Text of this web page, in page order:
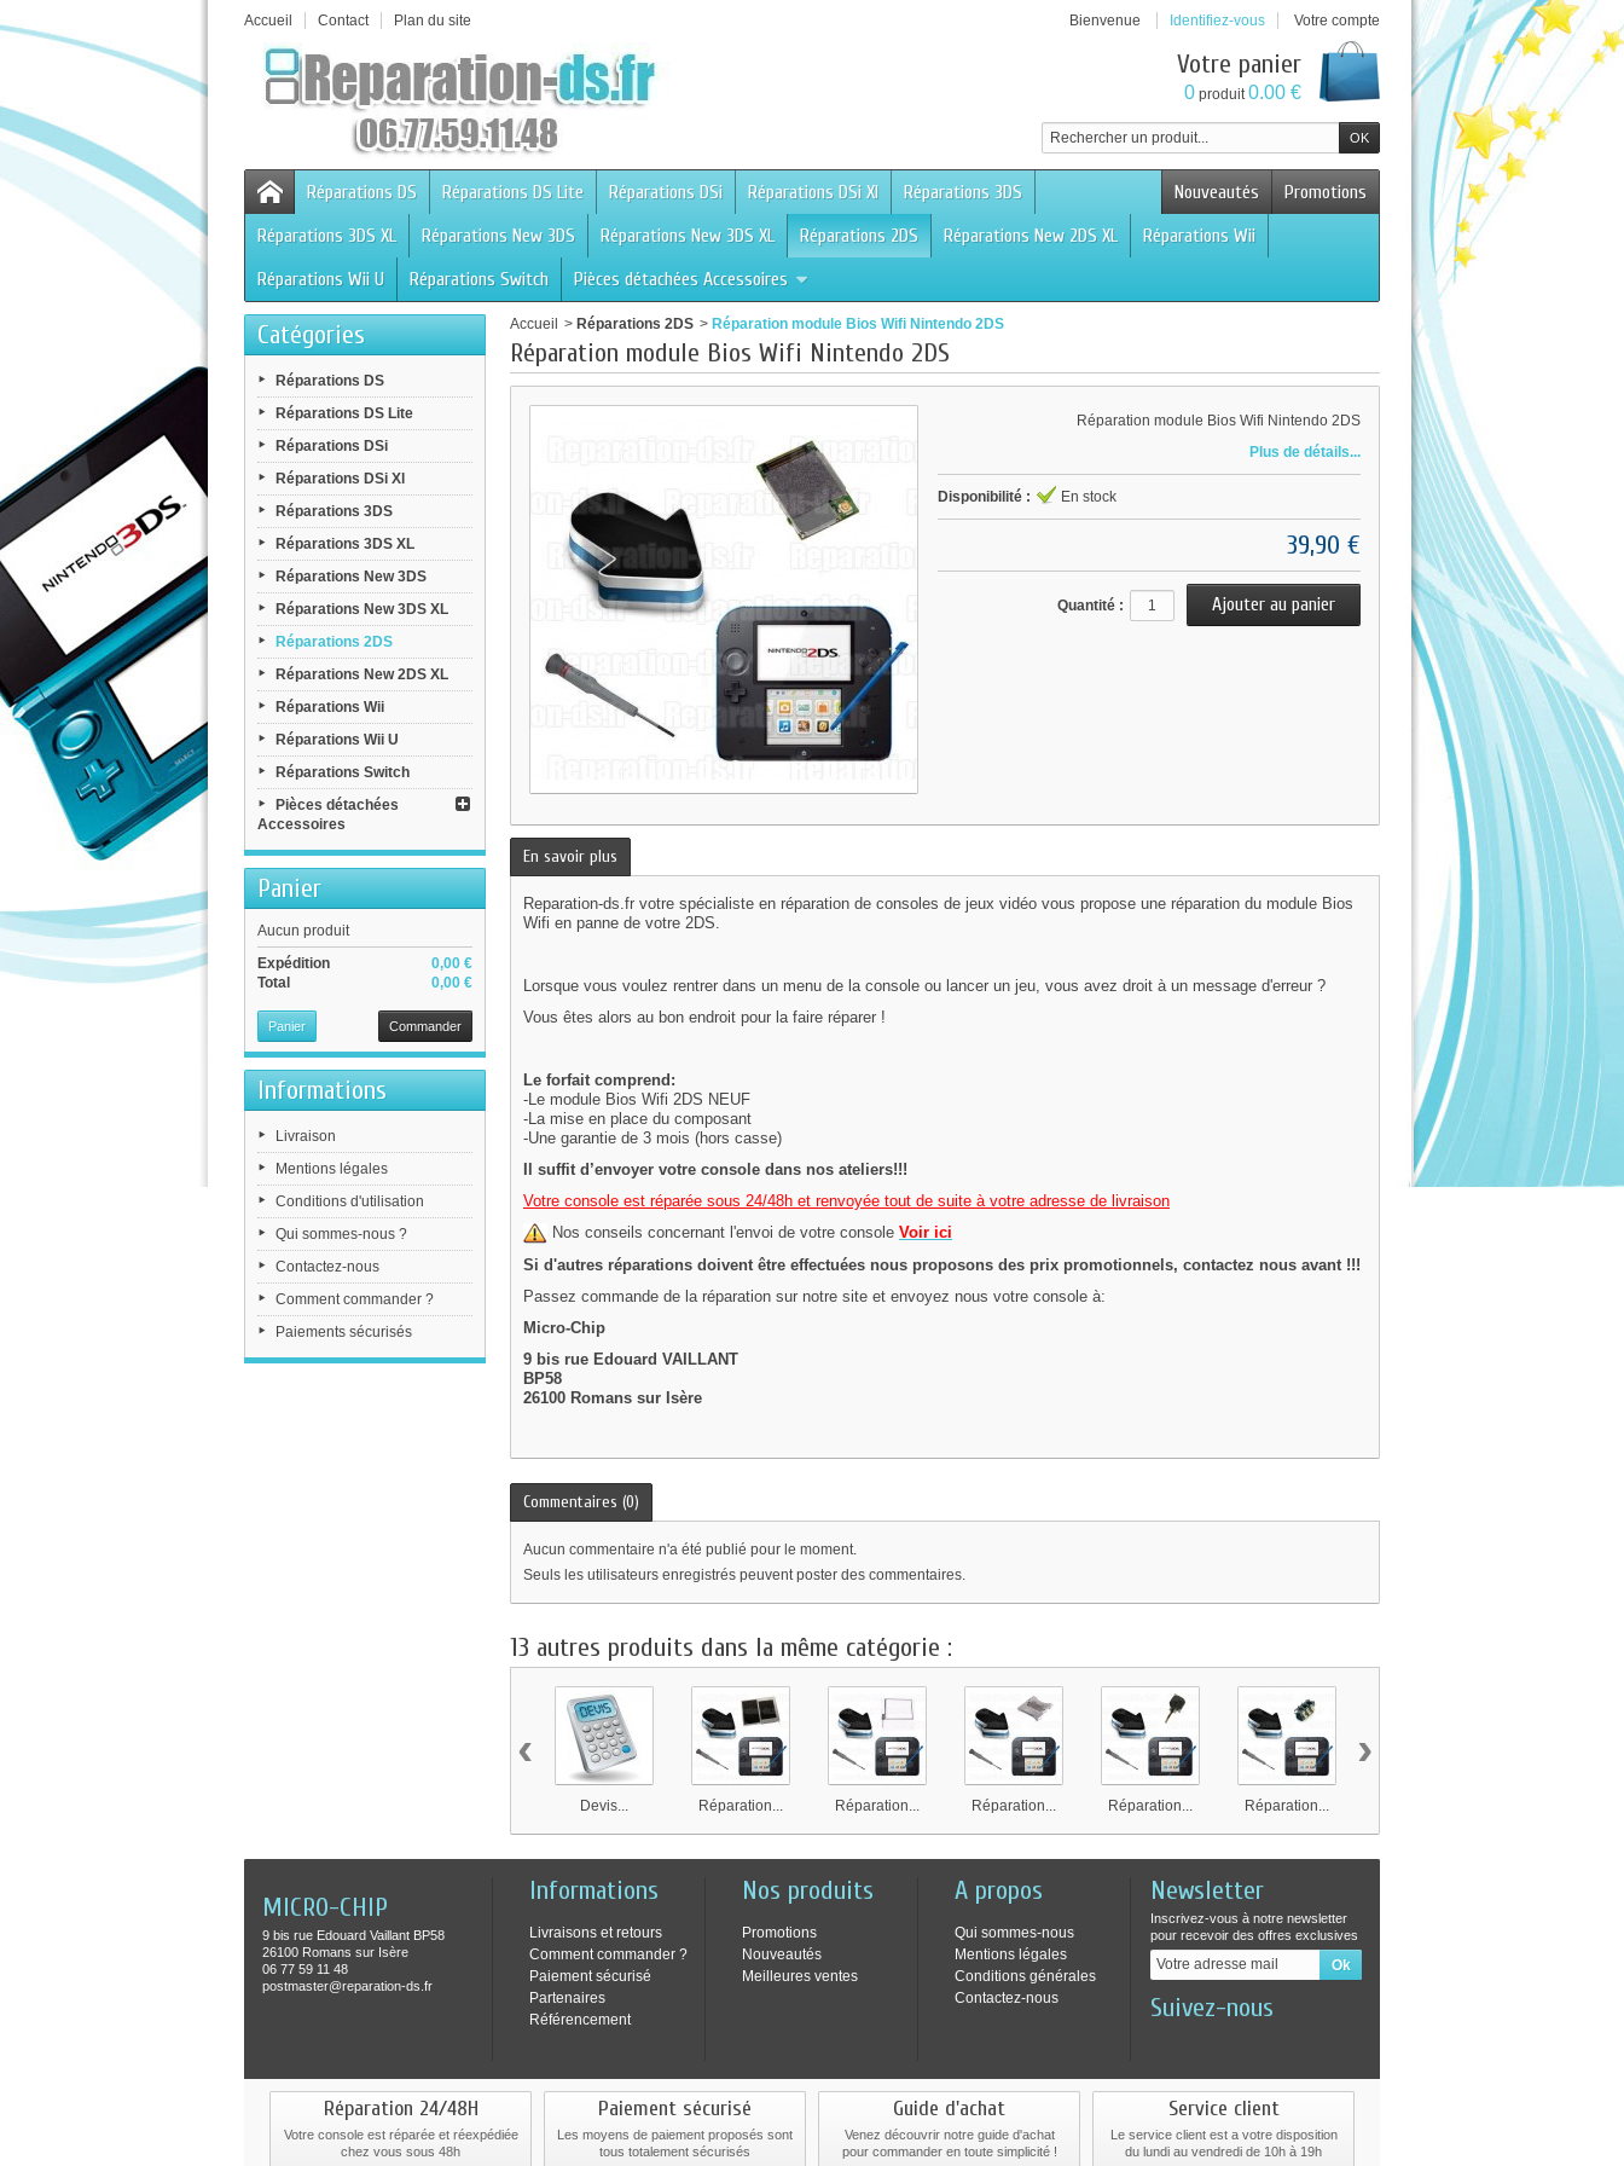
Accueil Contact Plan du site Bienvenue Identifiez-vous Votre compte
Votre panier
0 produit0.00 €
Promotions
Nouveautés
Réparations DS Réparations DS Lite Réparations DSi Réparations DSi Xl
Réparations 3DS
Réparations 3DS XL
Réparations New 3DS Réparations New 3DS XL Réparations 2DS Réparations New 2DS XL
Réparations Wii
Réparations Wii U
Réparations Switch Pièces détachées Accessoires
Catégories
Réparations DS
Réparations DS Lite
Réparations DSi
Réparations DSi Xl
Réparations 3DS
Réparations 3DS XL
Réparations New 3DS
Réparations New 3DS XL
Réparations 2DS
Réparations New 2DS XL
Réparations Wii
Réparations Wii U
Réparations Switch
Pièces détachées
Accessoires
Panier
Aucun produit
Expédition
0,00 €
Total
0,00 €
Panier Commander
Informations
Livraison
Mentions légales
Conditions d'utilisation
Qui sommes-nous ?
Contactez-nous
Comment commander ?
Paiements sécurisés
Accueil > Réparations 2DS > Réparation module Bios Wifi Nintendo 2DS
Réparation module Bios Wifi Nintendo 2DS
Réparation module Bios Wifi Nintendo 2DS
Plus de détails...
Disponibilité : En stock
39,90 €
Quantité :
En savoir plus
Reparation-ds.fr votre spécialiste en réparation de consoles de jeux vidéo vous propose une réparation du module Bios
Wifi en panne de votre 2DS.
Lorsque vous voulez rentrer dans un menu de la console ou lancer un jeu, vous avez droit à un message d'erreur ?
Vous êtes alors au bon endroit pour la faire réparer !
Le forfait comprend:
-Le module Bios Wifi 2DS NEUF
-La mise en place du composant
-Une garantie de 3 mois (hors casse)
Il suffit d’envoyer votre console dans nos ateliers!!!
Votre console est réparée sous 24/48h et renvoyée tout de suite à votre adresse de livraison
Nos conseils concernant l'envoi de votre console Voir ici
Si d'autres réparations doivent être effectuées nous proposons des prix promotionnels, contactez nous avant !!!
Passez commande de la réparation sur notre site et envoyez nous votre console à:
Micro-Chip
9 bis rue Edouard VAILLANT
BP58
26100 Romans sur Isère
Commentaires (0)
Aucun commentaire n'a été publié pour le moment.
Seuls les utilisateurs enregistrés peuvent poster des commentaires.
13 autres produits dans la même catégorie :
Devis... Réparation... Réparation... Réparation... Réparation... Réparation...
‹ ›
MICRO-CHIP
9 bis rue Edouard Vaillant BP58
26100 Romans sur Isère
06 77 59 11 48
postmaster@reparation-ds.fr
Informations
Livraisons et retours
Comment commander ?
Paiement sécurisé
Partenaires
Référencement
Nos produits
Promotions
Nouveautés
Meilleures ventes
A propos
Qui sommes-nous
Mentions légales
Conditions générales
Contactez-nous
Newsletter
Inscrivez-vous à notre newsletter
pour recevoir des offres exclusives
Suivez-nous
Réparation 24/48H
Votre console est réparée et réexpédiée
chez vous sous 48h
Paiement sécurisé
Les moyens de paiement proposés sont
tous totalement sécurisés
Guide d'achat
Venez découvrir notre guide d'achat
pour commander en toute simplicité !
Service client
Le service client est a votre disposition
du lundi au vendredi de 10h à 19h